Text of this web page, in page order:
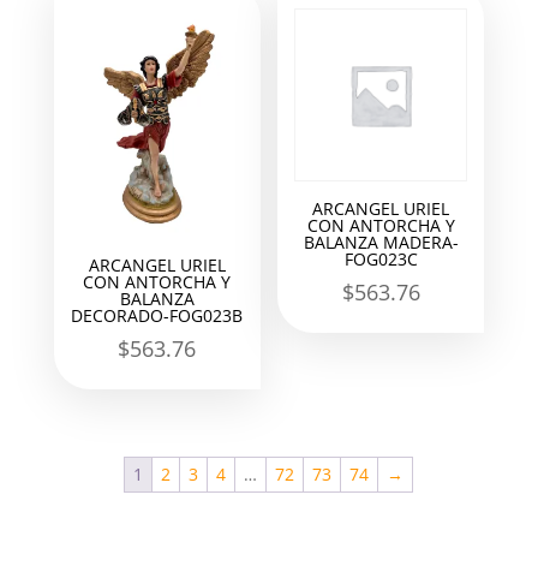
ARCANGEL URIEL
CON ANTORCHA Y
BALANZA
DECORADO-FOG023B
$563.76
ARCANGEL URIEL
CON ANTORCHA Y
BALANZA MADERA-
FOG023C
$563.76
1 2 3 4 … 72 73 74 →